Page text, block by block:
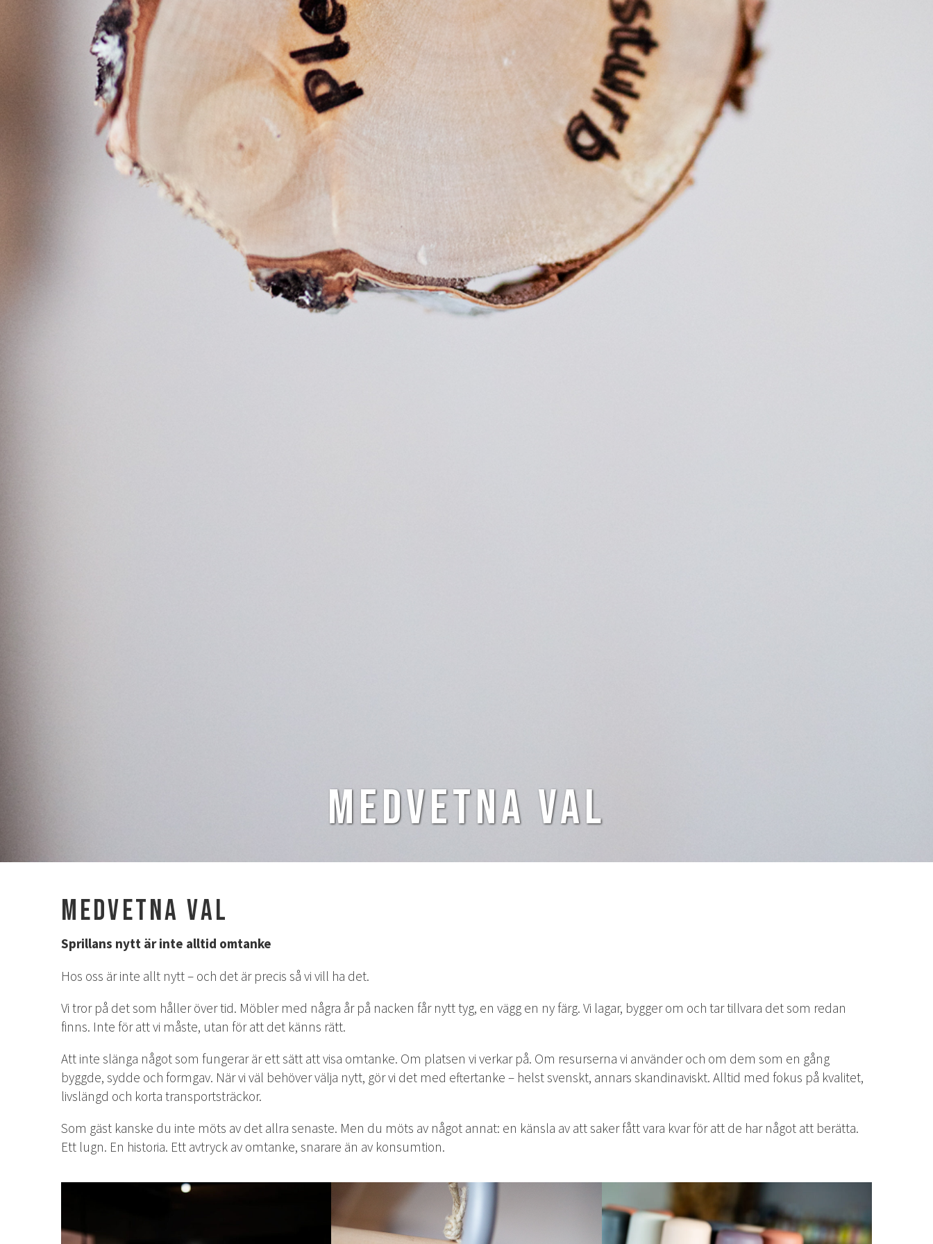
Medvetna val
Medvetna val
Sprillans nytt är inte alltid omtanke
Hos oss är inte allt nytt – och det är precis så vi vill ha det.
Vi tror på det som håller över tid. Möbler med några år på nacken får nytt tyg, en vägg en ny färg. Vi lagar, bygger om och tar tillvara det som redan
finns. Inte för att vi måste, utan för att det känns rätt.
Att inte slänga något som fungerar är ett sätt att visa omtanke. Om platsen vi verkar på. Om resurserna vi använder och om dem som en gång
byggde, sydde och formgav. När vi väl behöver välja nytt, gör vi det med eftertanke – helst svenskt, annars skandinaviskt. Alltid med fokus på kvalitet,
livslängd och korta transportsträckor.
Som gäst kanske du inte möts av det allra senaste. Men du möts av något annat: en känsla av att saker fått vara kvar för att de har något att berätta.
Ett lugn. En historia. Ett avtryck av omtanke, snarare än av konsumtion.